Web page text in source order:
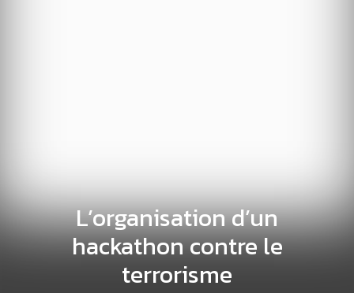
L’organisation d’un
hackathon contre le
terrorisme